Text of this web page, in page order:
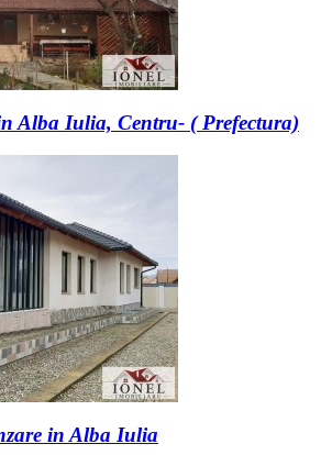
Alba Iulia, Centru- ( Prefectura)
in Alba Iulia